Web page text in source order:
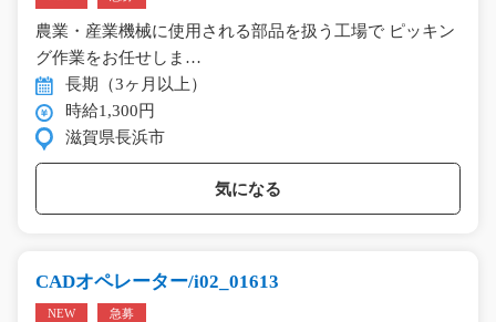
農業・産業機械に使用される部品を扱う工場で ピッキン
グ作業をお任せしま…
長期（3ヶ月以上）
時給1,300円
滋賀県長浜市
気になる
CADオペレーター/i02_01613
NEW 急募